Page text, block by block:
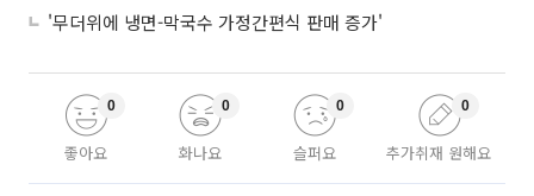
'무더위에 냉면-막국수 가정간편식 판매 증가'
좋아요
0
화나요
0
슬퍼요
0
추가취재 원해요
0